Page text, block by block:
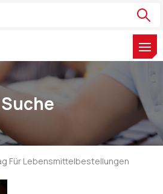
Suche
Für Lebensmittelbestellungen